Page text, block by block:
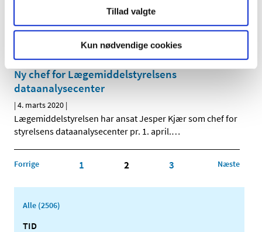
Tillad valgte
Kun nødvendige cookies
Lægemiddelstyrelsen har den 24. februar 2020 meddelt
at Sam Medhat Salah får bevilling til at drive
Ny chef for Lægemiddelstyrelsens
dataanalysecenter
| 4. marts 2020 |
Lægemiddelstyrelsen har ansat Jesper Kjær som chef for
styrelsens dataanalysecenter pr. 1. april.…
Forrige 1 2 3 Næste
Alle (2506)
TID